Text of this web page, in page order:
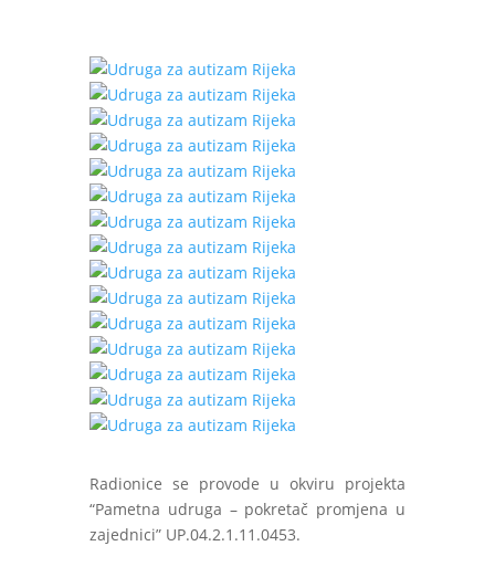
Radionice se provode u okviru projekta
“Pametna udruga – pokretač promjena u
zajednici” UP.04.2.1.11.0453.